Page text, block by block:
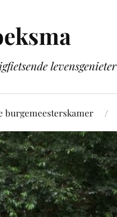
levensgenieter
burgemeesterskamer